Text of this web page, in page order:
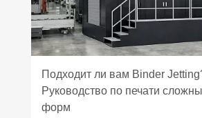
Подходит ли вам Binder
Руководство по печати
форм